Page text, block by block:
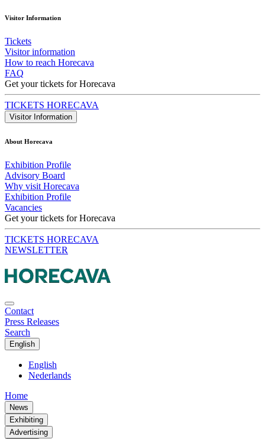
Visitor Information
Tickets
Visitor information
How to reach Horecava
FAQ
Get your tickets for Horecava
TICKETS HORECAVA
Visitor Information
About Horecava
Exhibition Profile
Advisory Board
Why visit Horecava
Exhibition Profile
Vacancies
Get your tickets for Horecava
TICKETS HORECAVA
NEWSLETTER
Contact
Press Releases
Search
English
English
Nederlands
Home
News
Exhibiting
Advertising